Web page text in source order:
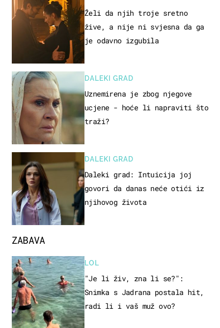
ZABAVA
LOL
"Je li živ, zna li se?":
Snimka s Jadrana postala hit,
radi li i vaš muž ovo?
Želi da njih troje sretno
žive, a nije ni svjesna da ga
je odavno izgubila
DALEKI GRAD
Uznemirena je zbog njegove
ucjene - hoće li napraviti što
traži?
DALEKI GRAD
Daleki grad: Intuicija joj
govori da danas neće otići iz
njihovog života